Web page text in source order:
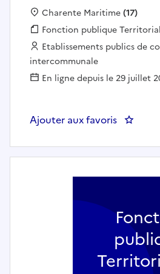
Localisation :
Charente Maritime(17)
Fonction publique :
Fonction publique
Employeur :
Etablissements publics de
intercommunale
En ligne depuis le 29 juillet
Ajouter aux favoris : Agent